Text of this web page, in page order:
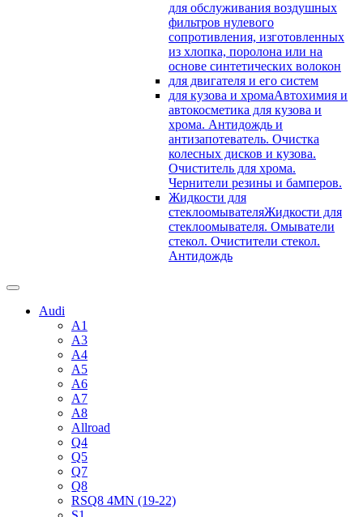
для обслуживания воздушных
фильтров нулевого
сопротивления, изготовленных
из хлопка, поролона или на
основе синтетических волокон
для двигателя и его систем
для кузова и хромаАвтохимия и
автокосметика для кузова и
хрома. Антидождь и
антизапотеватель. Очистка
колесных дисков и кузова.
Очиститель для хрома.
Чернители резины и бамперов.
Жидкости для
стеклоомывателяЖидкости для
стеклоомывателя. Омыватели
стекол. Очистители стекол.
Антидождь
Audi
A1
A3
A4
A5
A6
A7
A8
Allroad
Q4
Q5
Q7
Q8
RSQ8 4MN (19-22)